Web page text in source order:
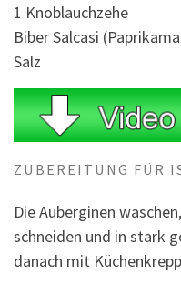
1 Knoblauchzehe
Biber Salcasi
Salz
ZUBEREITUNG FÜR
Die Auberginen
schneiden und in stark
danach mit